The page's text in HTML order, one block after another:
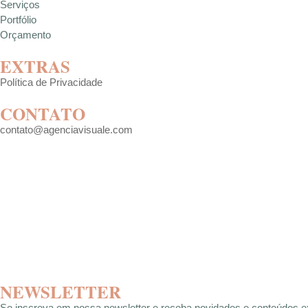
Serviços
Portfólio
Orçamento
EXTRAS
Política de Privacidade
CONTATO
contato@agenciavisuale.com
NEWSLETTER